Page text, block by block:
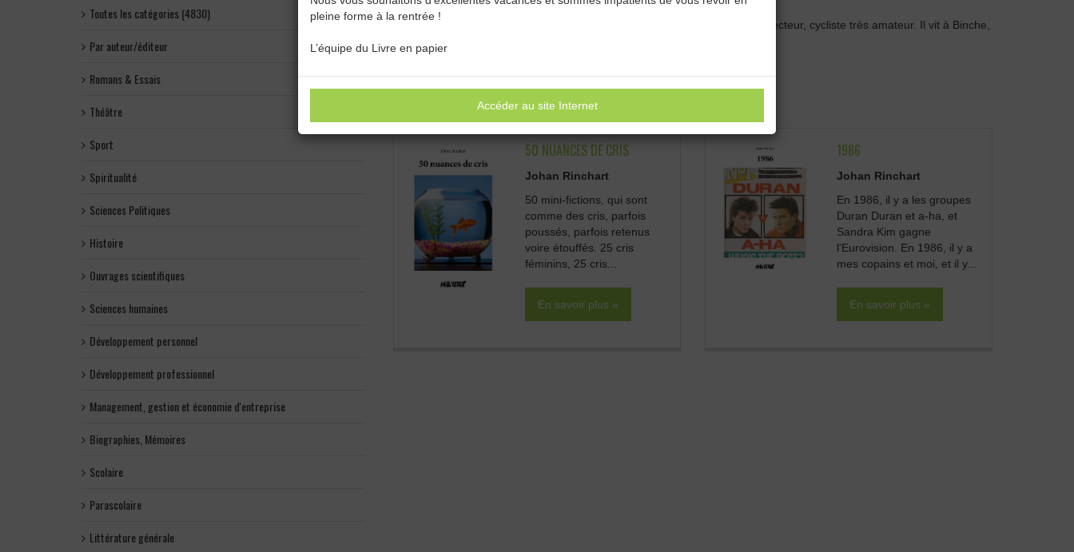
pleine forme à la rentrée !
L’équipe du Livre en papier
Accéder au site Internet
Toutes les catégories (4830)
Par auteur/éditeur
Romans & Essais
Théâtre
Sport
Spiritualité
Sciences Politiques
Histoire
Ouvrages scientifiques
Sciences humaines
Développement personnel
Développement professionnel
Management, gestion et économie d'entreprise
Biographies, Mémoires
Scolaire
Parascolaire
Littérature générale
Johan Rinchart est né à Charleroi, en 1969. Journaliste, correcteur, grand lecteur, cycliste très amateur. Il vit à Binche,
LES LIVRES PUBLIÉS PAR CET AUTEUR/ÉDITEUR :
50 NUANCES DE CRIS
Johan Rinchart
50 mini-fictions, qui sont
comme des cris, parfois
poussés, parfois retenus
voire étouffés. 25 cris
féminins, 25 cris...
En savoir plus »
1986
Johan Rinchart
En 1986, il y a les groupes
Duran Duran et a-ha, et
Sandra Kim gagne
l'Eurovision. En 1986, il y a
mes copains et moi, et il y...
En savoir plus »